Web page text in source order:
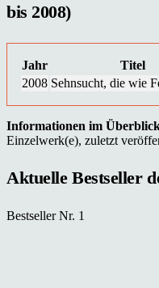
bis 2008)
Jahr Titel
2008 Sehnsucht, die wie
Informationen im
Einzelwerk(e), zuletzt
Aktuelle Bestseller
Bestseller Nr. 1